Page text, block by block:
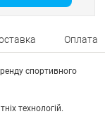
Оплата
спортивного
технологій.